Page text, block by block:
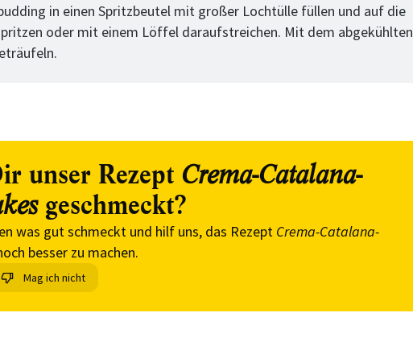
in einen Spritzbeutel mit großer Lochtülle füllen und auf die
oder mit einem Löffel daraufstreichen. Mit dem abgekühlten
unser Rezept Crema-Catalana-
geschmeckt?
was gut schmeckt und hilf uns, das Rezept Crema-Catalana-
besser zu machen.
Mag ich nicht